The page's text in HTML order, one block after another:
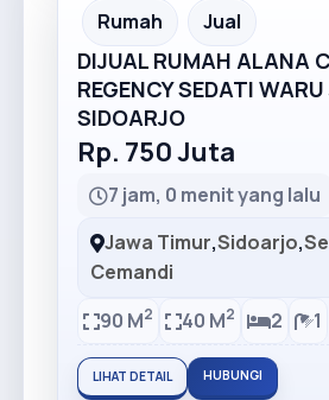
Recommended
Rumah Jual
DIJUAL RUMAH ALANA
REGENCY SEDATI
SIDOARJO
Rp. 750 Juta
7 jam, 0 menit yang lalu
Jawa Timur,Sidoarjo,
Cemandi
90 M2 40 M2 2 1
LIHAT DETAIL HUBUNGI